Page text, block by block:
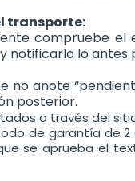
transporte:
compruebe
notificarlo lo
no anote
posterior.
a través del
de garantía de 2
se aprueba el